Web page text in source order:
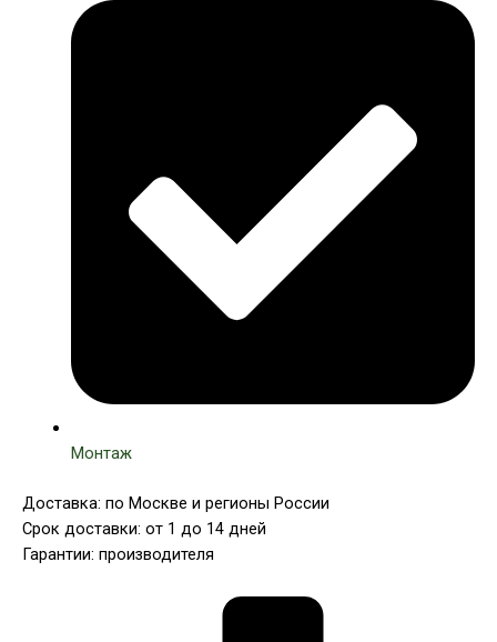
Монтаж
Доставка: по Москве и регионы России
Срок доставки: от 1 до 14 дней
Гарантии: производителя